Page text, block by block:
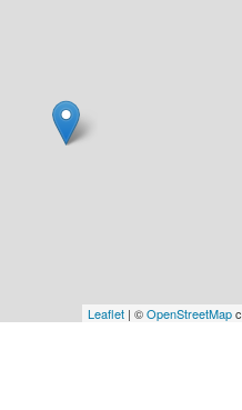
Leaflet| ©OpenStreetMap